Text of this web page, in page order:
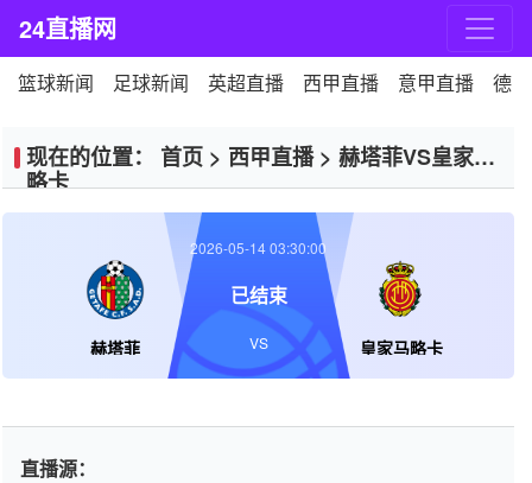
24直播网
篮球新闻 足球新闻 英超直播 西甲直播 意甲直播 德
现在的位置： 首页 > 西甲直播> 赫塔菲VS皇家马
略卡
赫塔菲 皇家马略卡
2026-05-14 03:30:00
已结束
VS
直播源：